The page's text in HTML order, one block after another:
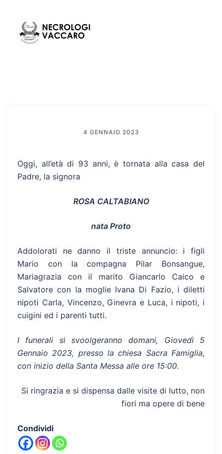
contenuto
4 GENNAIO 2023
Oggi, all’età di 93 anni, è tornata alla casa del
Padre, la signora
ROSA CALTABIANO
nata Proto
Addolorati ne danno il triste annuncio: i figli
Mario con la compagna Pilar Bonsangue,
Mariagrazia con il marito Giancarlo Caico e
Salvatore con la moglie Ivana Di Fazio, i diletti
nipoti Carla, Vincenzo, Ginevra e Luca, i nipoti, i
cuigini ed i parenti tutti.
I funerali si svoolgeranno domani, Giovedì 5
Gennaio 2023, presso la chiesa Sacra Famiglia,
con inizio della Santa Messa alle ore 15:00.
Si ringrazia e si dispensa dalle visite di lutto, non
fiori ma opere di bene
Condividi